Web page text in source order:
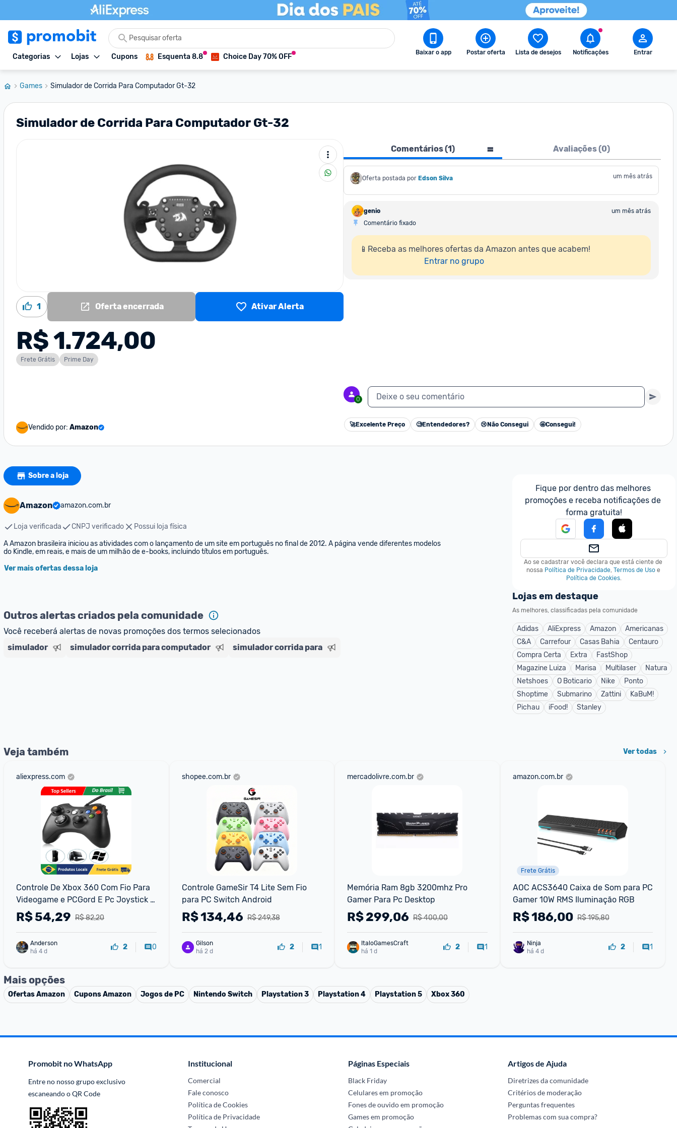
Categorias Lojas Cupons Esquenta 8.8 Choice Day 70% OFF Baixar o app Postar oferta Lista de desejos Notificações Entrar
Games Simulador de Corrida Para Computador Gt-32
Simulador de Corrida Para Computador Gt-32
1 Oferta encerrada Ativar Alerta
R$ 1.724,00
Frete Grátis Prime Day
Vendido por: Amazon
Comentários (1) Avaliações (0)
Oferta postada por Edson Silva um mês atrás
genio
um mês atrás
Comentário fixado
📱Receba as melhores ofertas da Amazon antes que acabem!
Entrar no grupo
0 Deixe o seu comentário
🚀Excelente Preço 🧐Entendedores? 😢 Não Consegui 🤩Consegui!
Sobre a loja
Amazon amazon.com.br
Loja verificada CNPJ verificado
Possui loja física
A Amazon brasileira iniciou as atividades com o lançamento de um site em português no final de 2012. A página vende diferentes modelos
do Kindle, em reais, e mais de um milhão de e-books, incluindo títulos em português.
Ver mais ofertas dessa loja
Outros alertas criados pela comunidade
Você receberá alertas de novas promoções dos termos selecionados
simulador
simulador corrida para computador simulador corrida para
Fique por dentro das melhores
promoções e receba notificações de
forma gratuita!
Ao se cadastrar você declara que está ciente de
nossa Política de Privacidade, Termos de Uso e
Política de Cookies.
Lojas em destaque
As melhores, classificadas pela comunidade
Adidas AliExpress Amazon
Americanas
C&A
Carrefour Casas Bahia
Centauro
Compra Certa
Extra
FastShop
Magazine Luiza
Marisa Multilaser
Natura
Netshoes
O Boticario Nike
Ponto
Shoptime
Submarino Zattini
KaBuM!
Pichau
iFood! Stanley
Veja também Ver todas
aliexpress.com
Controle De Xbox 360 Com Fio Para
Videogame e PCGord E Pc Joystick
Jogo
R$ 82,20
R$54,29
Anderson
há 4 d
2 0
shopee.com.br
Controle GameSir T4 Lite Sem Fio
para PC Switch Android
R$ 249,38
R$134,46
Gilson
há 2 d
2 1
mercadolivre.com.br
Memória Ram 8gb 3200mhz Pro
Gamer Para Pc Desktop
R$ 400,00
R$299,06
ItaloGamesCraft
há 1 d
2 1
amazon.com.br
Frete Grátis
AOC ACS3640 Caixa de Som para PC
Gamer 10W RMS Iluminação RGB
R$ 195,80
R$186,00
há 4 d
2 1
Mais opções
OfertasAmazon CuponsAmazon Jogos de PC Nintendo Switch Playstation 3 Playstation 4 Playstation 5 Xbox 360
Promobit no WhatsApp
Entre no nosso grupo exclusivo
escaneando o QR Code
Institucional
Comercial
Fale conosco
Política de Cookies
Política de Privacidade
Páginas Especiais
Black Friday
Celulares em promoção
Fones de ouvido em promoção
Games em promoção
Artigos de Ajuda
Diretrizes da comunidade
Critérios de moderação
Perguntas frequentes
Problemas com sua compra?